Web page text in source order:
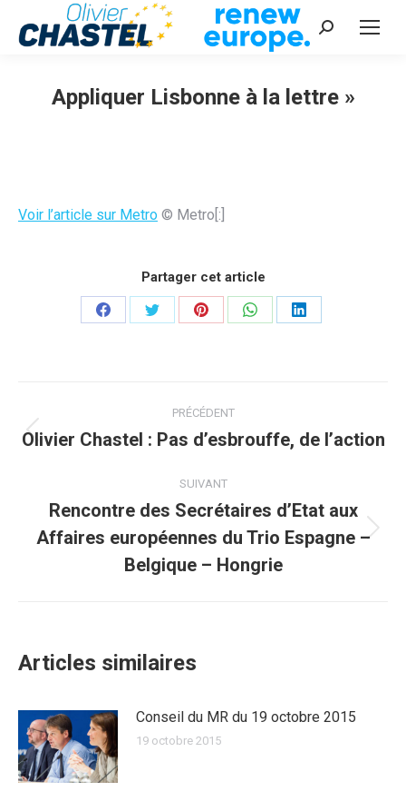
Recherche
Appliquer Lisbonne à la lettre »
Voir l’article sur Metro © Metro[:]
Partager cet article
PartagerPartagerPartagerPartagerPartager
article
PRÉCÉDENT
Article
:
Olivier Chastel : Pas d’esbrouffe, de l’action
SUIVANT
Article
suivant
Rencontre des Secrétaires d’Etat aux
Affaires européennes du Trio Espagne –
Belgique – Hongrie
Articles similaires
Conseil du MR du 19 octobre 2015
19 octobre 2015